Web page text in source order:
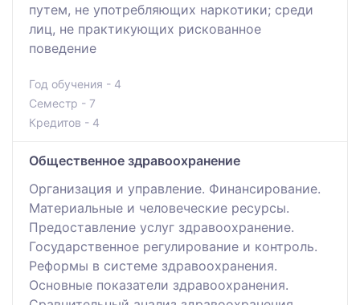
путем, не употребляющих наркотики; среди
лиц, не практикующих рискованное
поведение
Год обучения - 4
Семестр - 7
Кредитов - 4
Общественное здравоохранение
Организация и управление. Финансирование.
Материальные и человеческие ресурсы.
Предоставление услуг здравоохранение.
Государственное регулирование и контроль.
Реформы в системе здравоохранения.
Основные показатели здравоохранения.